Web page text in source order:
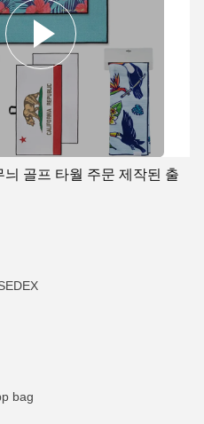
골프 타월 주문 제작된 출
bag